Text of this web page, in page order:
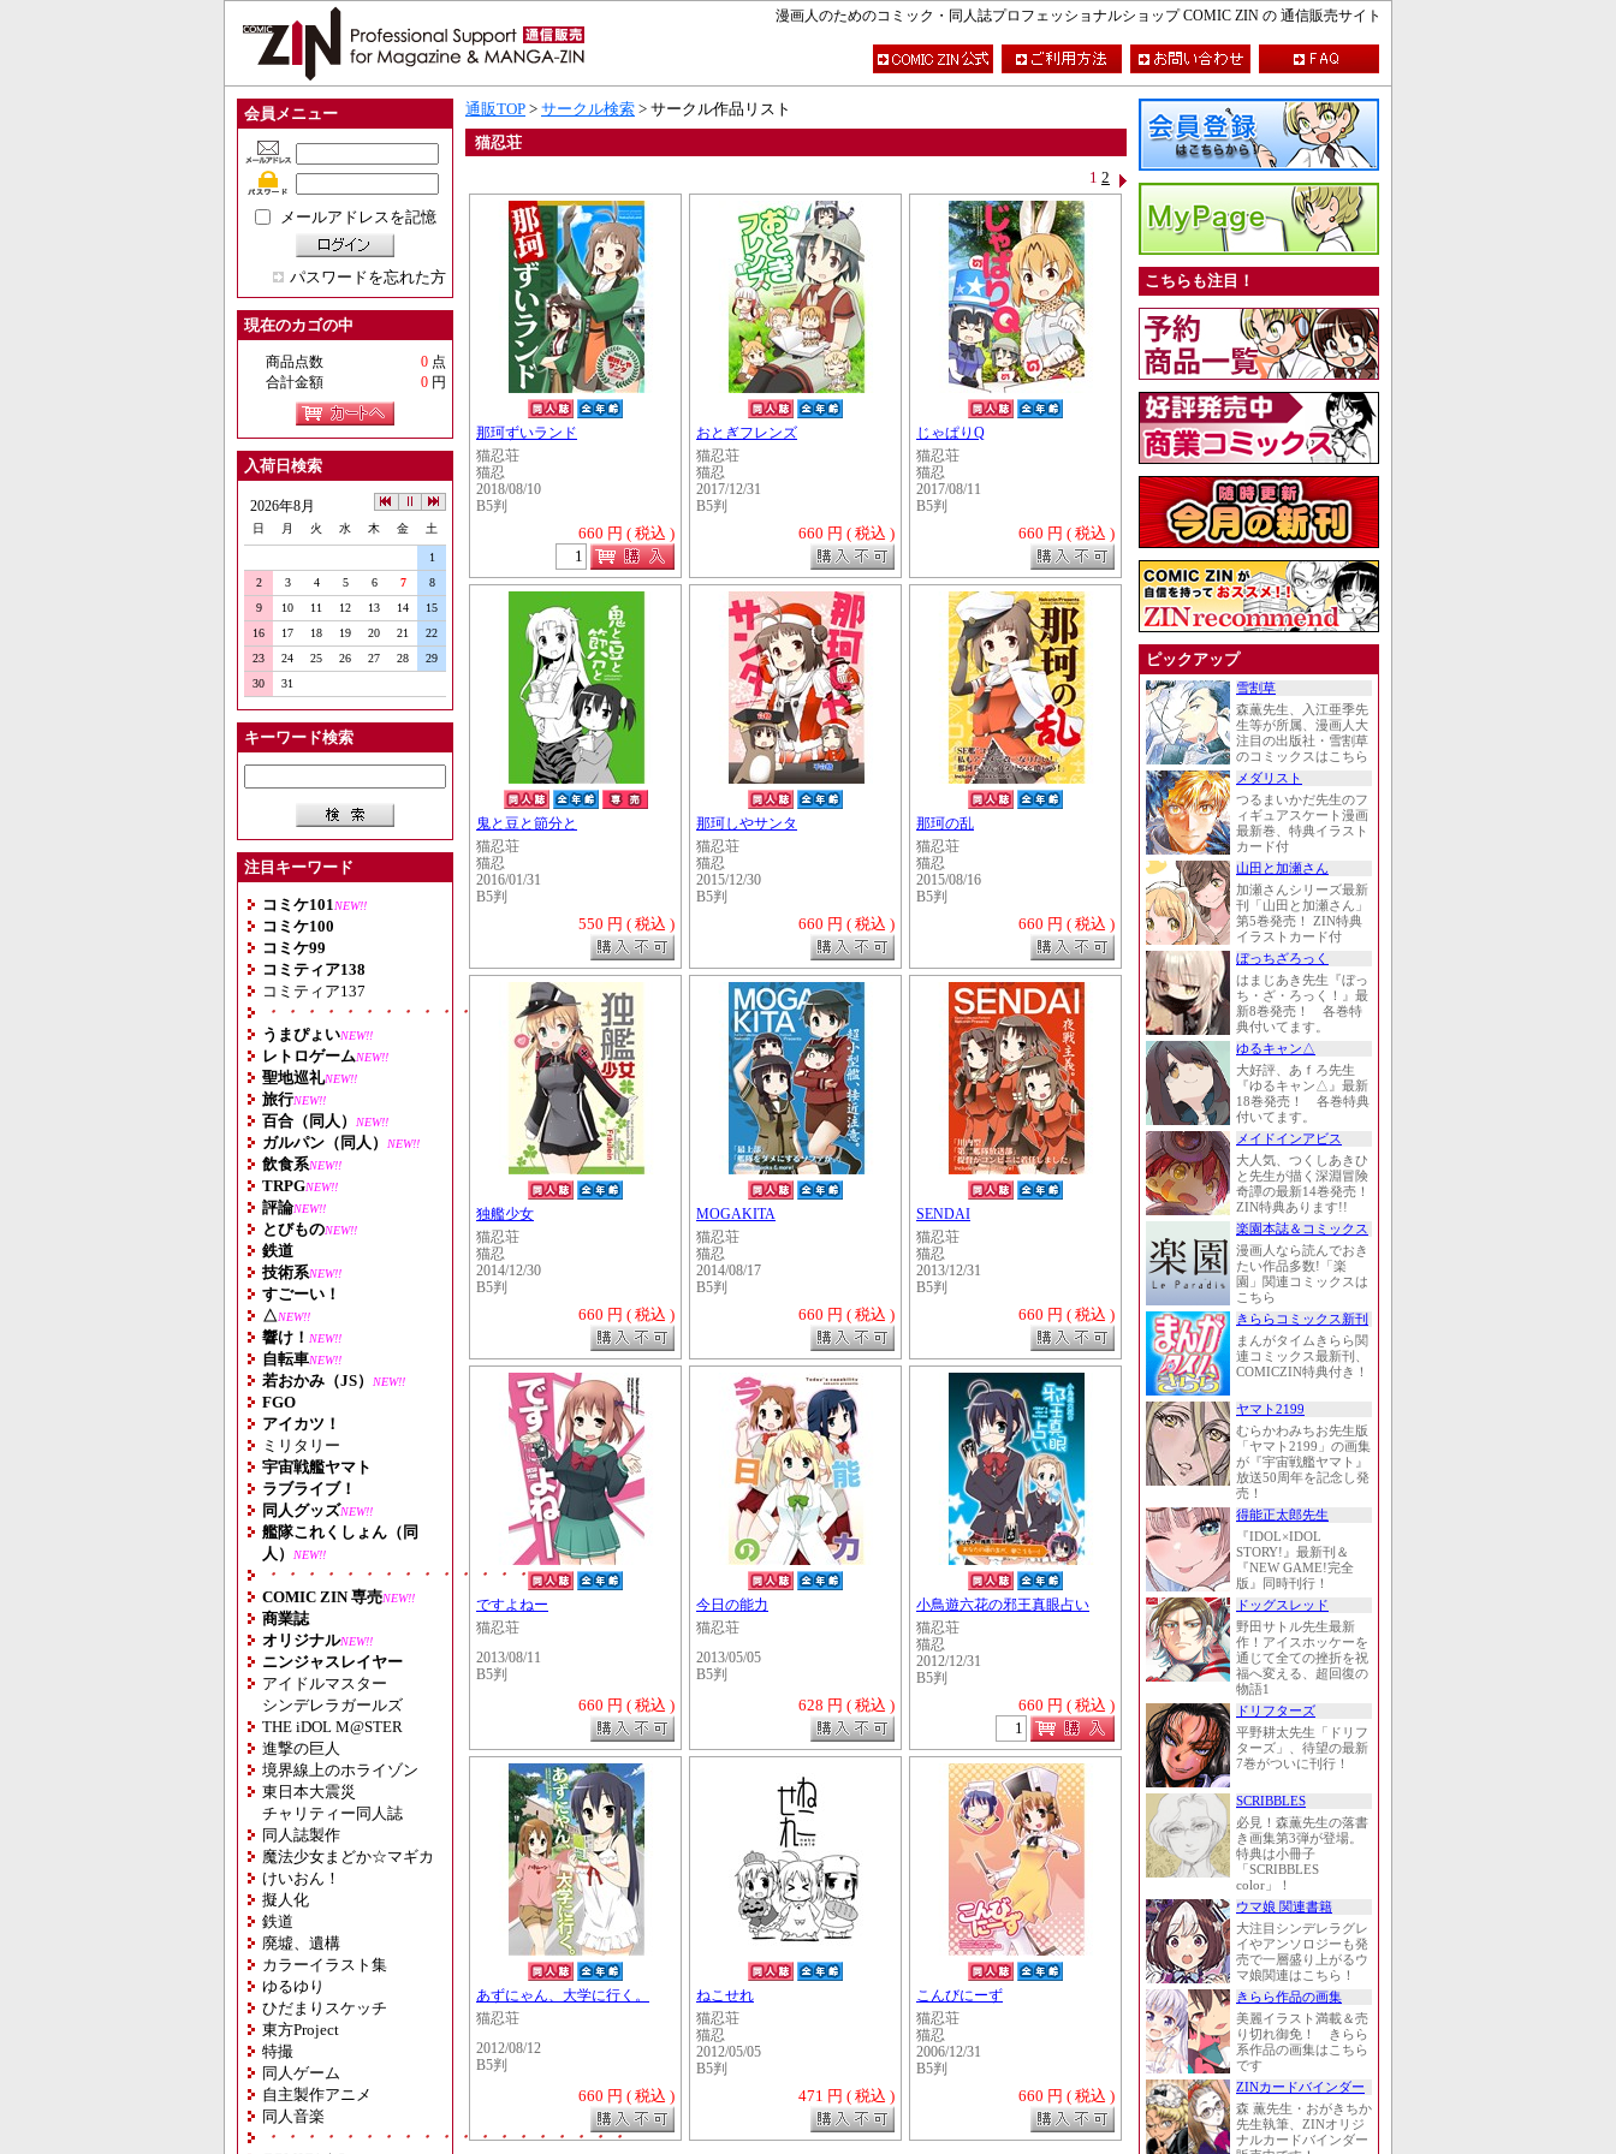
漫画人のためのコミック・同人誌プロフェッショナルショップ COMIC ZIN の 通信販売サイト
会員メニュー
メールアドレスを記憶
パスワードを忘れた方
現在のカゴの中
商品点数 0 点
合計金額
0 円
入荷日検索
2026年8月
日 月 火 水 木 金 土
1
2
3 4 5 6 7
8
9
10 11 12 13 14
15
16
17 18 19 20 21
22
23
24 25 26 27 28
29
30
31
キーワード検索
注目キーワード
コミケ101 NEW!!
コミケ100
コミケ99
コミティア138
コミティア137
・・・・・・・・・・・・・・・・・・・
うまぴょいNEW!!
レトロゲームNEW!!
聖地巡礼NEW!!
旅行NEW!!
百合（同人） NEW!!
ガルパン（同人） NEW!!
飲食系NEW!!
TRPGNEW!!
評論NEW!!
とびものNEW!!
鉄道
技術系NEW!!
すごーい！
△NEW!!
響け！ NEW!!
自転車NEW!!
若おかみ（JS） NEW!!
FGO
アイカツ！
ミリタリー
宇宙戦艦ヤマト
ラブライブ！
同人グッズNEW!!
艦隊これくしょん（同
人）
NEW!!
・・・・・・・・・・・・・・・・・・・
COMIC ZIN 専売NEW!!
商業誌
オリジナルNEW!!
ニンジャスレイヤー
アイドルマスター
シンデレラガールズ
THE iDOL M@STER
進撃の巨人
境界線上のホライゾン
東日本大震災
チャリティー同人誌
同人誌製作
魔法少女まどか☆マギカ
けいおん！
擬人化
鉄道
廃墟、遺構
カラーイラスト集
ゆるゆり
ひだまりスケッチ
東方Project
特撮
同人ゲーム
自主製作アニメ
同人音楽
・・・・・・・・・・・・・・・・・・・
通販TOP > サークル検索 > サークル作品リスト
猫忍荘
1 2
那珂ずいランド
猫忍荘
猫忍
2018/08/10
B5判
660 円 ( 税込 )
おとぎフレンズ
猫忍荘
猫忍
2017/12/31
B5判
660 円 ( 税込 )
じゃぱりQ
猫忍荘
猫忍
2017/08/11
B5判
660 円 ( 税込 )
鬼と豆と節分と
猫忍荘
猫忍
2016/01/31
B5判
550 円 ( 税込 )
那珂しやサンタ
猫忍荘
猫忍
2015/12/30
B5判
660 円 ( 税込 )
那珂の乱
猫忍荘
猫忍
2015/08/16
B5判
660 円 ( 税込 )
独艦少女
猫忍荘
猫忍
2014/12/30
B5判
660 円 ( 税込 )
MOGAKITA
猫忍荘
猫忍
2014/08/17
B5判
660 円 ( 税込 )
SENDAI
猫忍荘
猫忍
2013/12/31
B5判
660 円 ( 税込 )
ですよねー
猫忍荘
2013/08/11
B5判
660 円 ( 税込 )
今日の能力
猫忍荘
2013/05/05
B5判
628 円 ( 税込 )
小鳥遊六花の邪王真眼占い
猫忍荘
猫忍
2012/12/31
B5判
660 円 ( 税込 )
あずにゃん、大学に行く。
猫忍荘
2012/08/12
B5判
660 円 ( 税込 )
ねこせれ
猫忍荘
猫忍
2012/05/05
B5判
471 円 ( 税込 )
こんびにーず
猫忍荘
猫忍
2006/12/31
B5判
660 円 ( 税込 )
こちらも注目！
ピックアップ
雪割草
森薫先生、入江亜季先
生等が所属、漫画人大
注目の出版社・雪割草
のコミックスはこちら
メダリスト
つるまいかだ先生のフ
ィギュアスケート漫画
最新巻、特典イラスト
カード付
山田と加瀬さん
加瀬さんシリーズ最新
刊「山田と加瀬さん」
第5巻発売！ ZIN特典
イラストカード付
ぼっちざろっく
はまじあき先生『ぼっ
ち・ざ・ろっく！』最
新8巻発売！ 各巻特
典付いてます。
ゆるキャン△
大好評、あｆろ先生
『ゆるキャン△』最新
18巻発売！ 各巻特典
付いてます。
メイドインアビス
大人気、つくしあきひ
と先生が描く深淵冒険
奇譚の最新14巻発売！
ZIN特典あります!!
楽園本誌＆コミックス
漫画人なら読んでおき
たい作品多数!「楽
園」関連コミックスは
こちら
きららコミックス新刊
まんがタイムきらら関
連コミックス最新刊、
COMICZIN特典付き！
ヤマト2199
むらかわみちお先生版
「ヤマト2199」の画集
が『宇宙戦艦ヤマト』
放送50周年を記念し発
売！
得能正太郎先生
『IDOL×IDOL
STORY!』最新刊＆
『NEW GAME!完全
版』同時刊行！
ドッグスレッド
野田サトル先生最新
作！アイスホッケーを
通じて全ての挫折を祝
福へ変える、超回復の
物語1
ドリフターズ
平野耕太先生「ドリフ
ターズ」、待望の最新
7巻がついに刊行！
SCRIBBLES
必見！森薫先生の落書
き画集第3弾が登場。
特典は小冊子
「SCRIBBLES
color」！
ウマ娘 関連書籍
大注目シンデレラグレ
イやアンソロジーも発
売で一層盛り上がるウ
マ娘関連はこちら！
きらら作品の画集
美麗イラスト満載＆売
り切れ御免！ きらら
系作品の画集はこちら
です
ZINカードバインダー
森 薫先生・おがきちか
先生執筆、ZINオリジ
ナルカードバインダー